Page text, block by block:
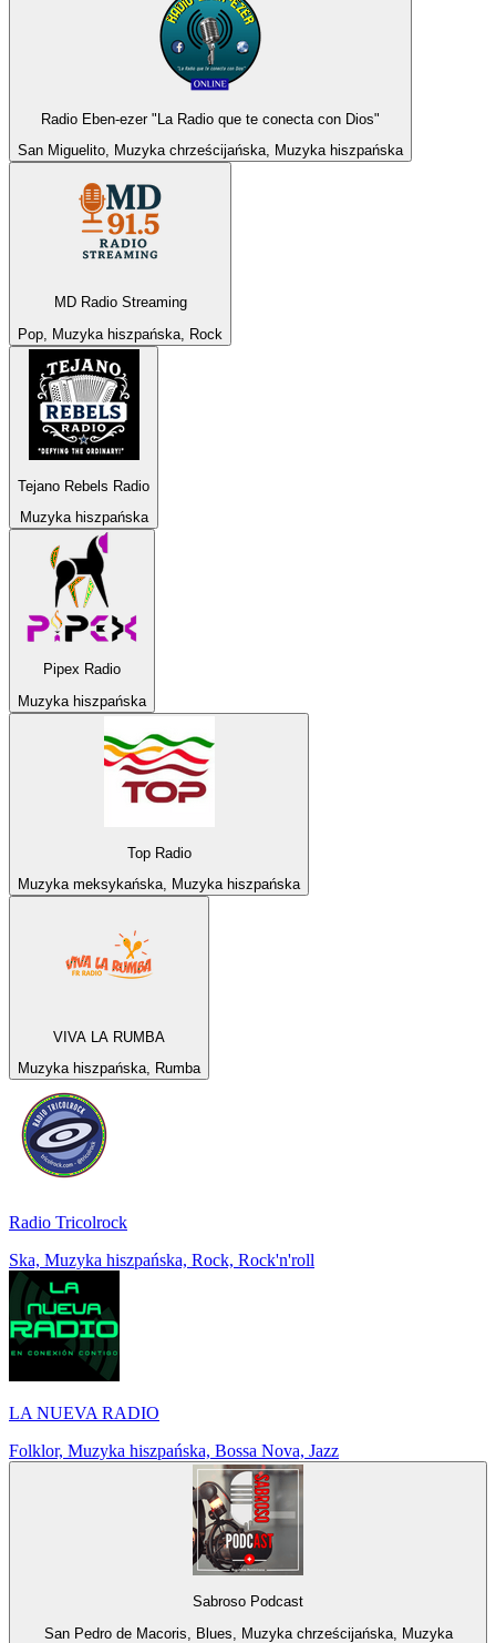
Radio Eben-ezer "La Radio que te conecta con Dios"
San Miguelito, Muzyka chrześcijańska, Muzyka hiszpańska
MD Radio Streaming
Pop, Muzyka hiszpańska, Rock
Tejano Rebels Radio
Muzyka hiszpańska
Pipex Radio
Muzyka hiszpańska
Top Radio
Muzyka meksykańska, Muzyka hiszpańska
VIVA LA RUMBA
Muzyka hiszpańska, Rumba
Radio Tricolrock
Ska, Muzyka hiszpańska, Rock, Rock'n'roll
LA NUEVA RADIO
Folklor, Muzyka hiszpańska, Bossa Nova, Jazz
Sabroso Podcast
San Pedro de Macoris, Blues, Muzyka chrześcijańska, Muzyka